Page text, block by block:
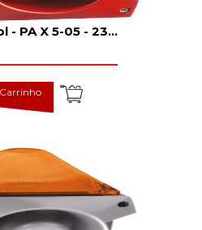
- PA X 5-05 - 23...